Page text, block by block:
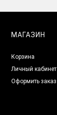
МАГАЗИН
Корзина
Личный кабинет
Оформить заказ